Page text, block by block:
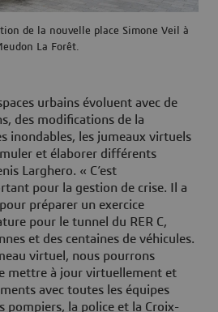
de la nouvelle place Simone Veil à
La Forêt.
urbains évoluent avec de
des modifications de la
inondables, les jumeaux virtuels
et élaborer différents
Larghero. « C’est
pour la gestion de crise. Il a
préparer un exercice
pour le tunnel du RER C,
et des centaines de véhicules.
virtuel, nous pourrons
mettre à jour virtuellement et
avec toutes les équipes
pompiers, la police et la Croix-